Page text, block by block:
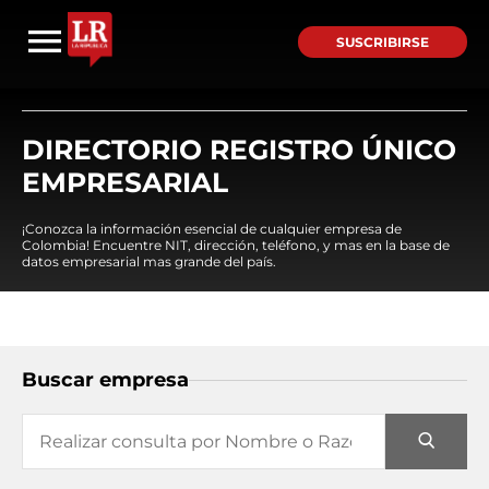
SUSCRIBIRSE
DIRECTORIO REGISTRO ÚNICO
EMPRESARIAL
¡Conozca la información esencial de cualquier empresa de
Colombia! Encuentre NIT, dirección, teléfono, y mas en la base de
datos empresarial mas grande del país.
Buscar empresa